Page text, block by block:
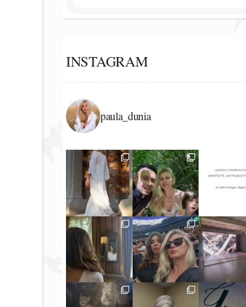
INSTAGRAM
paula_dunia